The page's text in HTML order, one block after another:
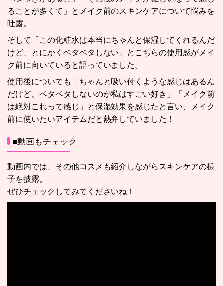
ることが多くて」とメイク前のスキンケアについて悩みを
吐露。
そして「この化粧水は本当にちゃんと保湿してくれるんだ
けど、とにかくベタベタしない」とこちらの使用感がメイ
ク前に向いていると語っていました。
使用後についても「ちゃんと吸い付くような感じはあるん
だけど、ベタベタしないのが私はすごい好き」「メイク前
は絶対これって感じ」と保湿効果を感じたと言い、メイク
前に使いたいアイテムだと熱弁していました！
■動画もチェック
動画内では、その他コスメも紹介しながらスキンケアの様
子を披露。
ぜひチェックしてみてくださいね！